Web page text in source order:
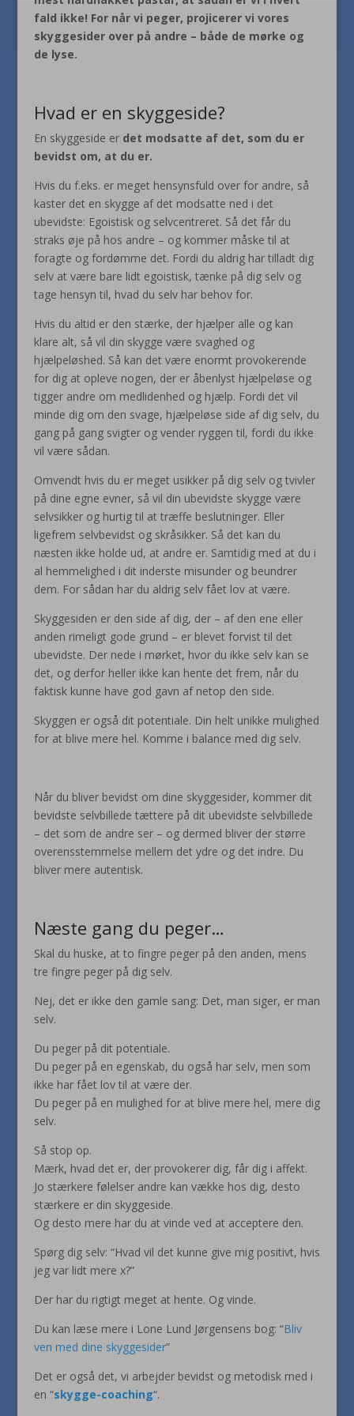
fald ikke! For når vi peger, projicerer vi vores
skyggesider over på andre – både de mørke og
de lyse.
Hvad er en skyggeside?
En skyggeside er det modsatte af det, som du er
bevidst om, at du er.
Hvis du f.eks. er meget hensynsfuld over for andre, så
kaster det en skygge af det modsatte ned i det
ubevidste: Egoistisk og selvcentreret. Så det får du
straks øje på hos andre – og kommer måske til at
foragte og fordømme det. Fordi du aldrig har tilladt dig
selv at være bare lidt egoistisk, tænke på dig selv og
tage hensyn til, hvad du selv har behov for.
Hvis du altid er den stærke, der hjælper alle og kan
klare alt, så vil din skygge være svaghed og
hjælpeløshed. Så kan det være enormt provokerende
for dig at opleve nogen, der er åbenlyst hjælpeløse og
tigger andre om medlidenhed og hjælp. Fordi det vil
minde dig om den svage, hjælpeløse side af dig selv, du
gang på gang svigter og vender ryggen til, fordi du ikke
vil være sådan.
Omvendt hvis du er meget usikker på dig selv og tvivler
på dine egne evner, så vil din ubevidste skygge være
selvsikker og hurtig til at træffe beslutninger. Eller
ligefrem selvbevidst og skråsikker. Så det kan du
næsten ikke holde ud, at andre er. Samtidig med at du i
al hemmelighed i dit inderste misunder og beundrer
dem. For sådan har du aldrig selv fået lov at være.
Skyggesiden er den side af dig, der – af den ene eller
anden rimeligt gode grund – er blevet forvist til det
ubevidste. Der nede i mørket, hvor du ikke selv kan se
det, og derfor heller ikke kan hente det frem, når du
faktisk kunne have god gavn af netop den side.
Skyggen er også dit potentiale. Din helt unikke mulighed
for at blive mere hel. Komme i balance med dig selv.
Når du bliver bevidst om dine skyggesider, kommer dit
bevidste selvbillede tættere på dit ubevidste selvbillede
– det som de andre ser – og dermed bliver der større
overensstemmelse mellem det ydre og det indre. Du
bliver mere autentisk.
Næste gang du peger…
Skal du huske, at to fingre peger på den anden, mens
tre fingre peger på dig selv.
Nej, det er ikke den gamle sang: Det, man siger, er man
selv.
Du peger på dit potentiale.
Du peger på en egenskab, du også har selv, men som
ikke har fået lov til at være der.
Du peger på en mulighed for at blive mere hel, mere dig
selv.
Så stop op.
Mærk, hvad det er, der provokerer dig, får dig i affekt.
Jo stærkere følelser andre kan vække hos dig, desto
stærkere er din skyggeside.
Og desto mere har du at vinde ved at acceptere den.
Spørg dig selv: “Hvad vil det kunne give mig positivt, hvis
jeg var lidt mere x?”
Der har du rigtigt meget at hente. Og vinde.
Du kan læse mere i Lone Lund Jørgensens bog: “Bliv
ven med dine skyggesider”
Det er også det, vi arbejder bevidst og metodisk med i
en “skygge-coaching“.